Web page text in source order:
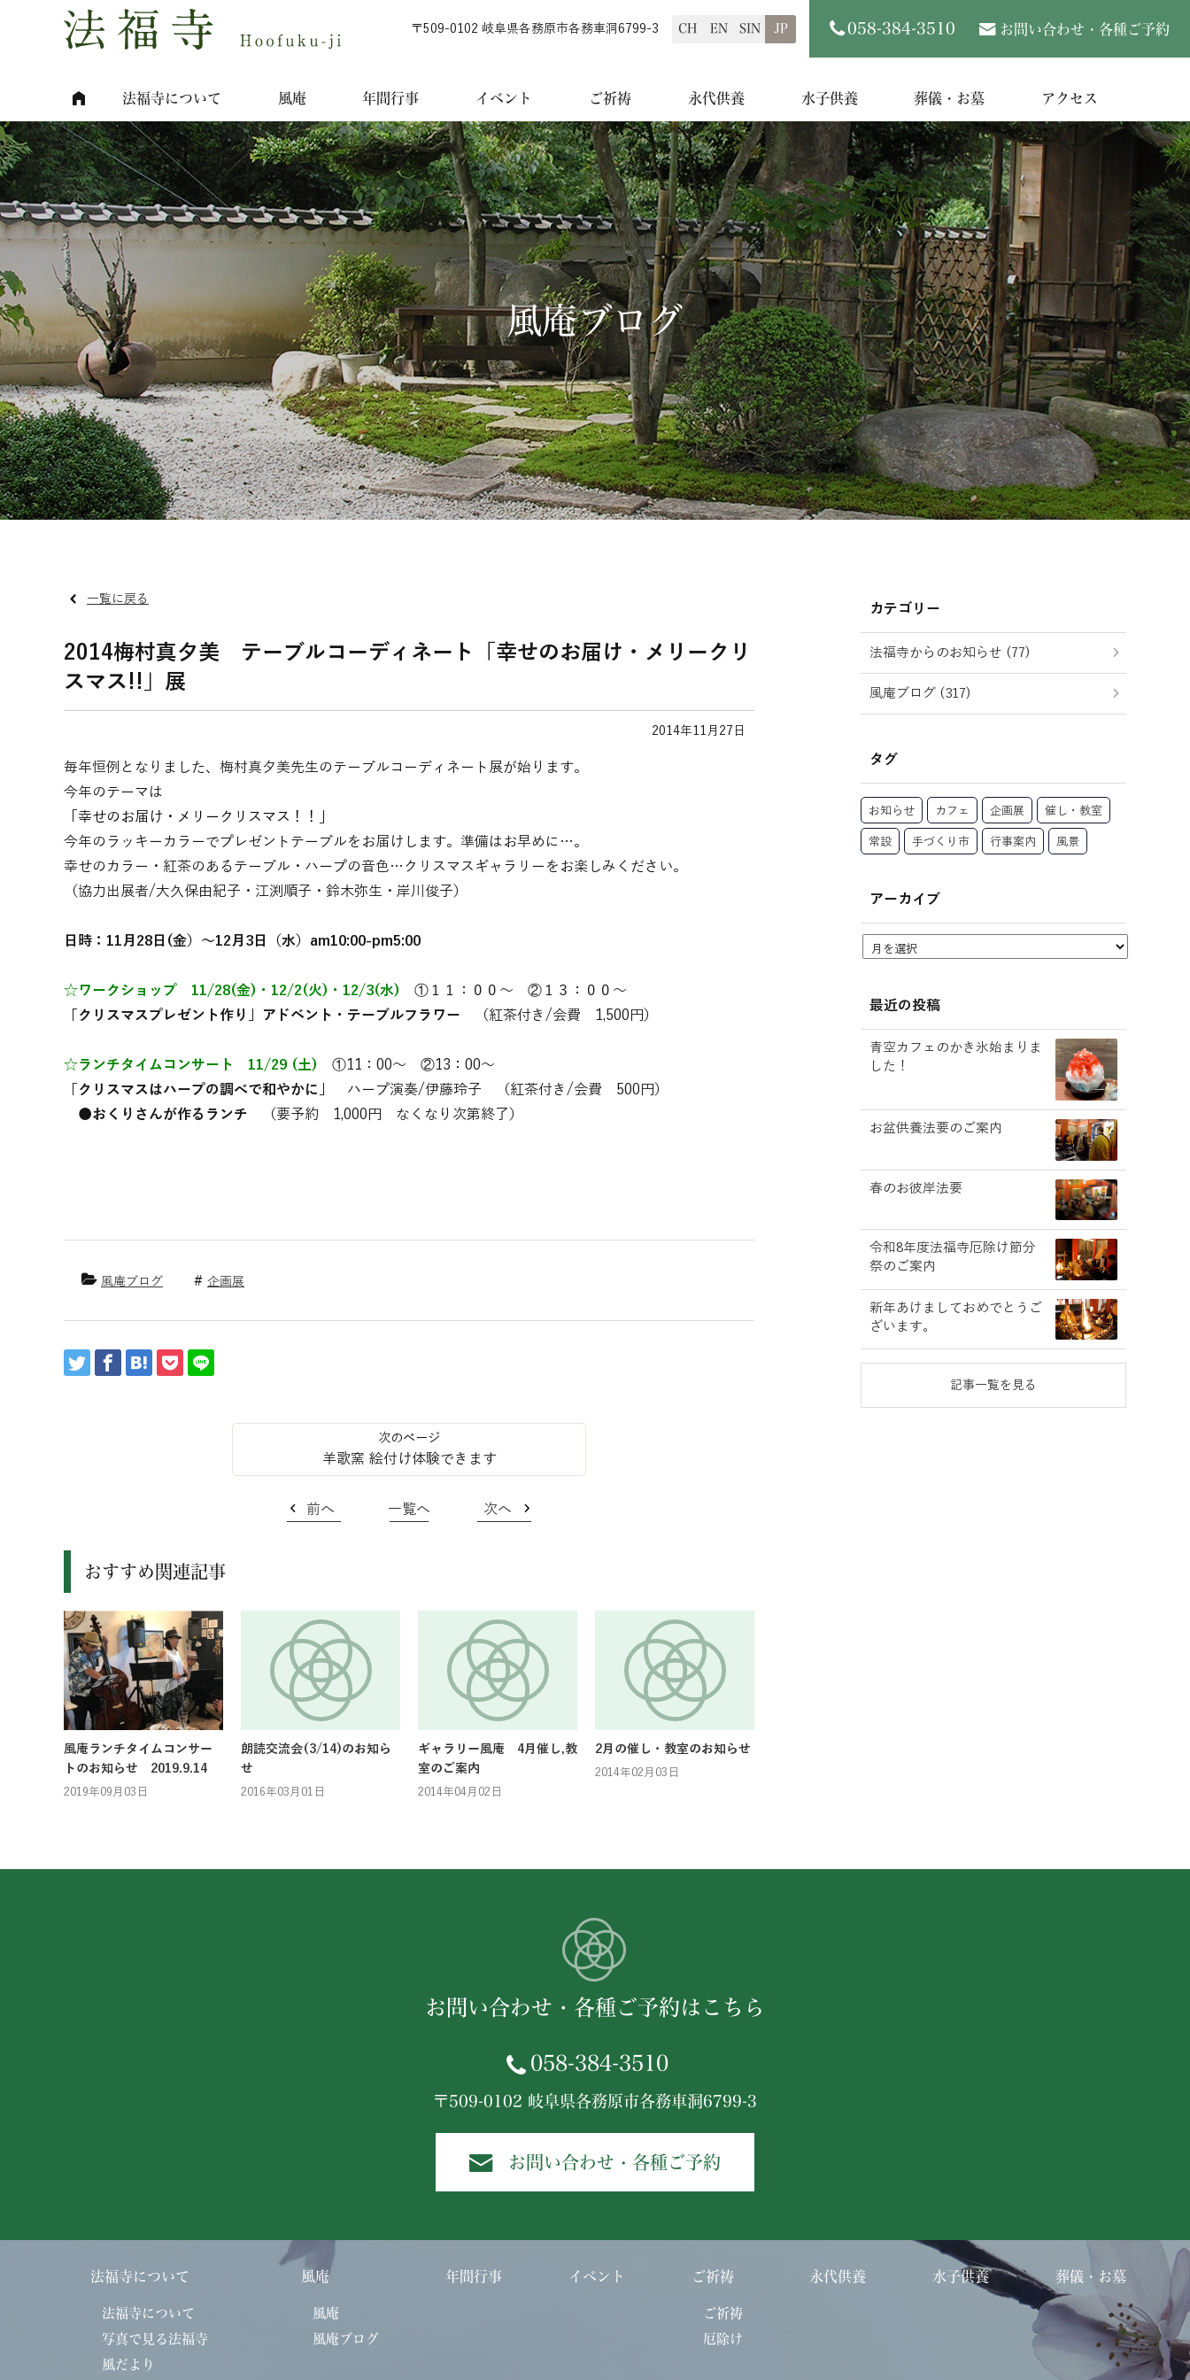
〒509-0102 岐阜県各務原市各務車洞6799-3 058-384-3510 お問い合わせ・各種ご予約
法福寺について 風庵 年間行事 イベント ご祈祷 永代供養 水子供養 葬儀・お墓 アクセス
風庵ブログ
一覧に戻る
2014梅村真夕美 テーブルコーディネート「幸せのお届け・メリークリ
スマス!!」展
2014年11月27日
毎年恒例となりました、梅村真夕美先生のテーブルコーディネート展が始ります。
今年のテーマは
「幸せのお届け・メリークリスマス！！」
今年のラッキーカラーでプレゼントテーブルをお届けします。準備はお早めに…。
幸せのカラー・紅茶のあるテーブル・ハープの音色…クリスマスギャラリーをお楽しみください。
（協力出展者/大久保由紀子・江渕順子・鈴木弥生・岸川俊子）
日時：11月28日(金）～12月3日（水）am10:00-pm5:00
☆ワークショップ 11/28(金)・12/2(火)・12/3(水)
①１１：００～ ②１３：００～
「クリスマスプレゼント作り」アドベント・テーブルフラワー
（紅茶付き/会費 1,500円）
☆ランチタイムコンサート 11/29 (土)
①11：00～ ②13：00～
「クリスマスはハープの調べで和やかに」
ハープ演奏/伊藤玲子 （紅茶付き/会費 500円）
●おくりさんが作るランチ （要予約 1,000円 なくなり次第終了）
風庵ブログ 企画展
羊歌窯 絵付け体験できます
前へ 一覧へ 次へ
おすすめ関連記事
風庵ランチタイムコンサー
トのお知らせ 2019.9.14
2019年09月03日
朗読交流会(3/14)のお知ら
せ
2016年03月01日
ギャラリー風庵 4月催し,教
室のご案内
2014年04月02日
2月の催し・教室のお知らせ
2014年02月03日
カテゴリー
法福寺からのお知らせ (77)
風庵ブログ (317)
タグ
お知らせ カフェ 企画展 催し・教室
常設 手づくり市 行事案内 風景
アーカイブ
最近の投稿
青空カフェのかき氷始まりま
した！
お盆供養法要のご案内
春のお彼岸法要
令和8年度法福寺厄除け節分
祭のご案内
新年あけましておめでとうご
ざいます。
記事一覧を見る
お問い合わせ・各種ご予約はこちら
058-384-3510
〒509-0102 岐阜県各務原市各務車洞6799-3
お問い合わせ・各種ご予約
法福寺について
法福寺について
写真で見る法福寺
風だより
風庵
風庵
風庵ブログ
年間行事 イベント ご祈祷
ご祈祷
厄除け
永代供養 水子供養 葬儀・お墓